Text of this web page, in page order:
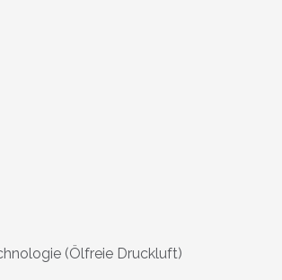
(Ölfreie Druckluft)